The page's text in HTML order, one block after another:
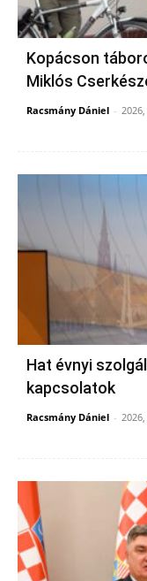
Kopácson
Miklós
Racsmány Dániel -
Hat évnyi
kapcsolatok
Racsmány Dániel -